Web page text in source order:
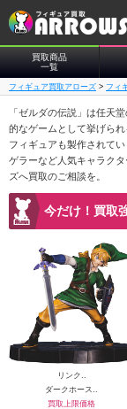
買取商品
一覧
フィギュア買取アローズ > フィ
「ゼルダの伝説」は任天
的なゲームとして挙げら
フィギュアも製作されて
ゲラーなど人気キャラク
ズへ買取のご相談を。
今だけ！買取
リンク..
ダークホース..
買取上限価格